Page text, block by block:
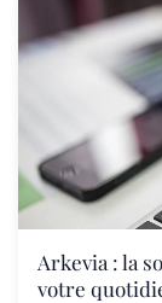
Arkevia : la
votre